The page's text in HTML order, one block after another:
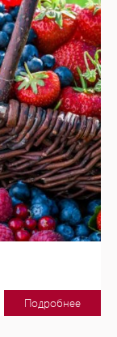
Подробнее